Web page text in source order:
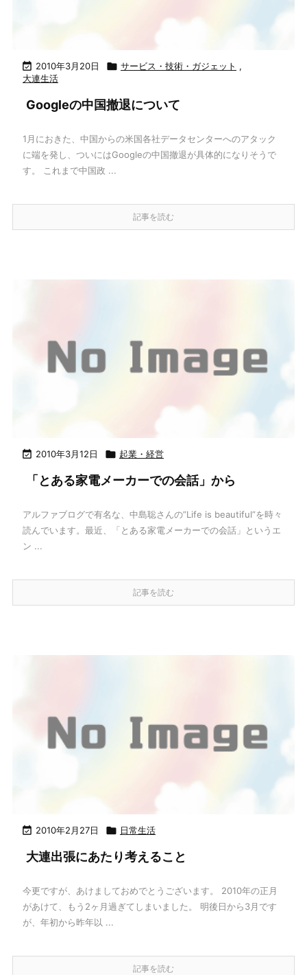
 2010年3月20日  サービス・技術・ガジェット ,
大連生活
Googleの中国撤退について
1月におきた、中国からの米国各社データセンターへのアタック
に端を発し、ついにはGoogleの中国撤退が具体的になりそうで
す。 これまで中国政 ...
記事を読む
 2010年3月12日  起業・経営
「とある家電メーカーでの会話」から
アルファブログで有名な、中島聡さんの”Life is beautiful”を時々
読んでいます。最近、「とある家電メーカーでの会話」というエ
ン ...
記事を読む
 2010年2月27日  日常生活
大連出張にあたり考えること
今更ですが、あけましておめでとうございます。 2010年の正月
があけて、もう2ヶ月過ぎてしまいました。 明後日から3月です
が、年初から昨年以 ...
記事を読む